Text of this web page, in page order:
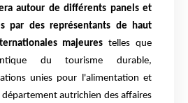
autour de différents panels et
par des représentants de haut
majeures telles que
du tourisme durable,
unies pour l'alimentation et
autrichien des affaires